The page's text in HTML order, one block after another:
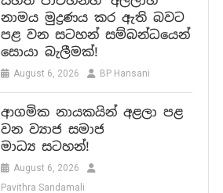
නාමය මුද්‍රණය කර ඇති බවට
පළ වන සටහන් සම්බන්ධයෙන්
සොයා බැලීමක්!
August 6, 2026 BP Hansani
ආගමික නායකයින් අළලා පළ
වන ව්‍යාජ සමාජ
මාධ්‍ය සටහන්!
August 6, 2026
Pavithra Sandamali